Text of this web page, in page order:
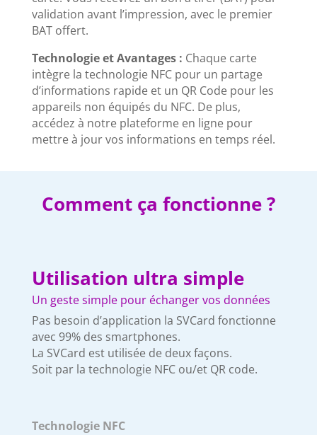
validation avant l’impression, avec le premier
BAT offert.
Technologie et Avantages : Chaque carte
intègre la technologie NFC pour un partage
d’informations rapide et un QR Code pour les
appareils non équipés du NFC. De plus,
accédez à notre plateforme en ligne pour
mettre à jour vos informations en temps réel.
Comment ça fonctionne ?
Utilisation ultra simple
Un geste simple pour échanger vos données
Pas besoin d’application la SVCard fonctionne
avec 99% des smartphones.
La SVCard est utilisée de deux façons.
Soit par la technologie NFC ou/et QR code.
Technologie NFC